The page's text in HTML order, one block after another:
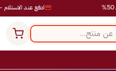
ادفع عند الاستلام